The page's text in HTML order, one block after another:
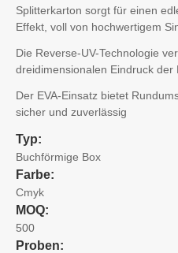
Splitterkarton sorgt für einen
Effekt, voll von hochwertigem
Die Reverse-UV-Technologie
dreidimensionalen Eindruck der
Der EVA-Einsatz bietet
sicher und zuverlässig
Typ:
Buchförmige Box
Farbe:
Cmyk
MOQ:
500
Proben: